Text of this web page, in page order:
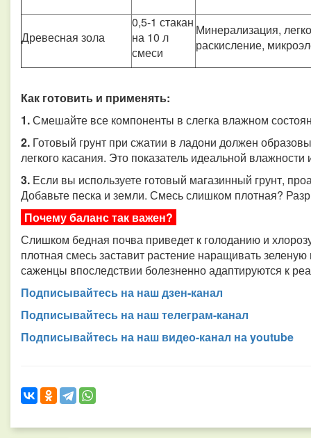
Древесная зола
0,5-1 стакан
на 10 л
смеси
Минерализация,
раскисление,
Как готовить и применять:
1.Смешайте все компоненты в слегка влажном
2. Готовый грунт при сжатии в ладони должен
легкого касания. Это показатель идеальной влажности
3. Если вы используете готовый магазинный грунт,
Добавьте песка и земли. Смесь слишком плотная?
Почему баланс так важен?
Слишком бедная почва приведет к голоданию и
плотная смесь заставит растение наращивать
саженцы впоследствии болезненно адаптируются к
Подписывайтесь на наш дзен-канал
Подписывайтесь на наш телеграм-канал
Подписывайтесь на наш видео-канал на youtube